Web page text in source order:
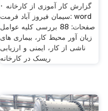
· گزارش کار آموزی از کارخانه
سیمان فیروز آباد فرمت: word
صفحات: 88 بررسی کلیه عوامل
زیان آور محیط کار، بیماری های
ناشی از کار، ایمنی و ارزیابی
ریسک در کارخانه